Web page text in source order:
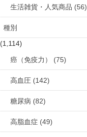
生活雑貨・人気商品 (56)
種別
(1,114)
癌（免疫力） (75)
高血圧 (142)
糖尿病 (82)
高脂血症 (49)